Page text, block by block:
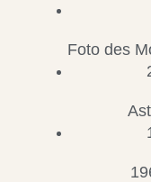
Foto des